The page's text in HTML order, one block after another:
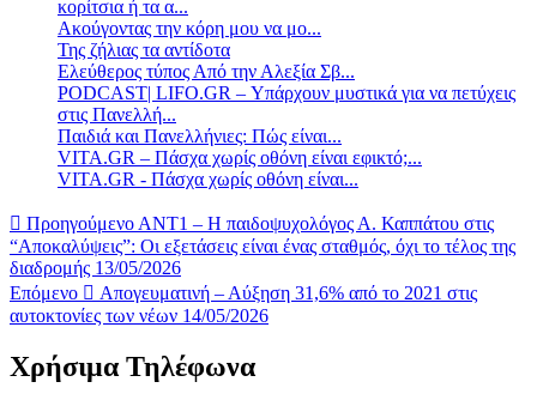
κορίτσια ή τα α...
Ακούγοντας την κόρη μου να μο...
Της ζήλιας τα αντίδοτα
Ελεύθερος τύπος Από την Αλεξία Σβ...
PODCAST| LIFO.GR – Υπάρχουν μυστικά για να πετύχεις
στις Πανελλή...
Παιδιά και Πανελλήνιες: Πώς είναι...
VITA.GR – Πάσχα χωρίς οθόνη είναι εφικτό;...
VITA.GR - Πάσχα χωρίς οθόνη είναι...
Προηγούμενο ΑΝΤ1 – Η παιδοψυχολόγος Α. Καππάτου στις
“Αποκαλύψεις”: Οι εξετάσεις είναι ένας σταθμός, όχι το τέλος της
διαδρομής 13/05/2026
Επόμενο
Απογευματινή – Αύξηση 31,6% από το 2021 στις
αυτοκτονίες των νέων 14/05/2026
Χρήσιμα Τηλέφωνα